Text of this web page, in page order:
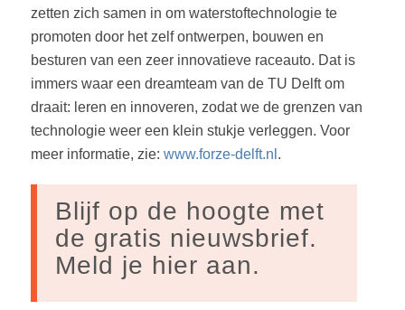
zetten zich samen in om waterstoftechnologie te
promoten door het zelf ontwerpen, bouwen en
besturen van een zeer innovatieve raceauto. Dat is
immers waar een dreamteam van de TU Delft om
draait: leren en innoveren, zodat we de grenzen van
technologie weer een klein stukje verleggen. Voor
meer informatie, zie: www.forze-delft.nl .
Blijf op de hoogte met
de gratis nieuwsbrief.
Meld je hier aan.